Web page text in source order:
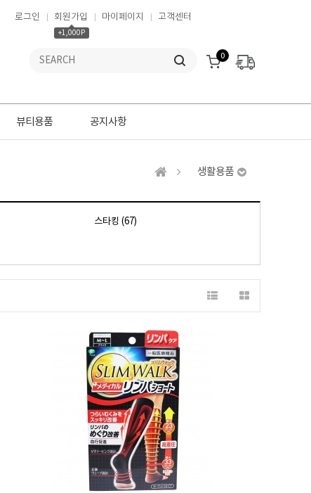
로그인 회원가입
+1,000P
마이페이지 고객센터
0
뷰티용품 공지사항
생활용품
스타킹 (67)